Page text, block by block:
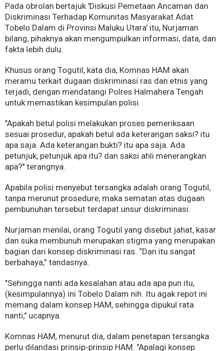
Pada obrolan bertajuk 'Diskusi Pemetaan Ancaman dan
Diskriminasi Terhadap Komunitas Masyarakat Adat
Tobelo Dalam di Provinsi Maluku Utara' itu, Nurjaman
bilang, pihaknya akan mengumpulkan informasi, data, dan
fakta lebih dulu.
Khusus orang Togutil, kata dia, Komnas HAM akan
meramu terkait dugaan diskriminasi ras dan etnis yang
terjadi, dengan mendatangi Polres Halmahera Tengah
untuk memastikan kesimpulan polisi.
"Apakah betul polisi melakukan proses pemeriksaan
sesuai prosedur, apakah betul ada keterangan saksi? itu
apa saja. Ada keterangan bukti? itu apa saja. Ada
petunjuk, petunjuk apa itu? dan saksi ahli menerangkan
apa?" terangnya.
Apabila polisi menyebut tersangka adalah orang Togutil,
tanpa merunut prosedure, maka sematan atas dugaan
pembunuhan tersebut terdapat unsur diskriminasi.
Nurjaman menilai, orang Togutil yang disebut jahat, kasar
dan suka membunuh merupakan stigma yang merupakan
bagian dari konsep diskriminasi ras. “Dan itu sangat
berbahaya,” tandasnya.
"Sehingga nanti ada kesalahan atau ada apa pun itu,
(kesimpulannya) ini Tobelo Dalam nih. Itu agak repot ini
memang dalam konsep HAM, sehingga dipukul rata
nanti," ucapnya.
Komnas HAM, menurut dia, dalam penetapan tersangka
perlu dilandasi prinsip-prinsip HAM. "Apalagi konsep